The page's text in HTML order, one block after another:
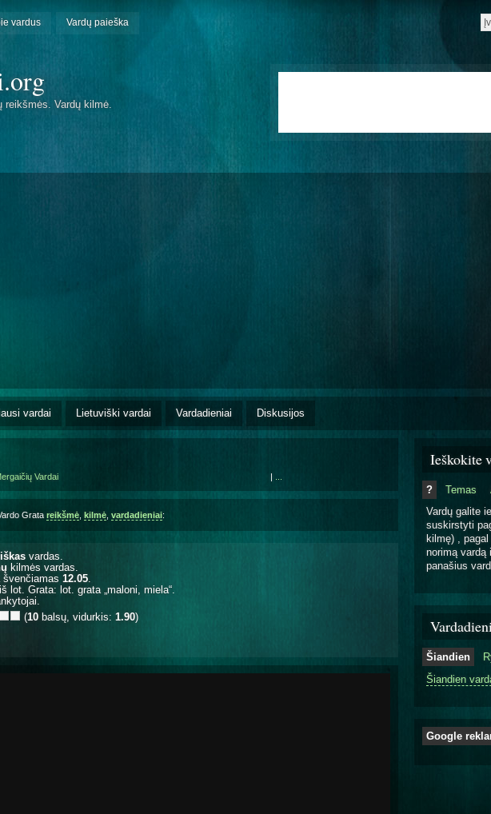
vardus Vardų paieška
reikšmės. Vardų kilmė.
vardai Lietuviški vardai Vardadieniai Diskusijos
Vardai |
Grata reikšmė kilmė vardadieniai:
vardas.
kilmės vardas.
švenčiamas 12.05
lot. Grata: lot. grata „maloni, miela“.
(10 balsų, vidurkis: 1.90)
Ieškokite
? Temas
Vardų galite
suskirstyti
kilmę) ,
norimą vardą
panašius
Šiandien
Šiandien
Google